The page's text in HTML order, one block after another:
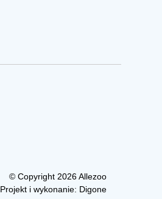
© Copyright 2026 Allezoo
Projekt i wykonanie: Digone